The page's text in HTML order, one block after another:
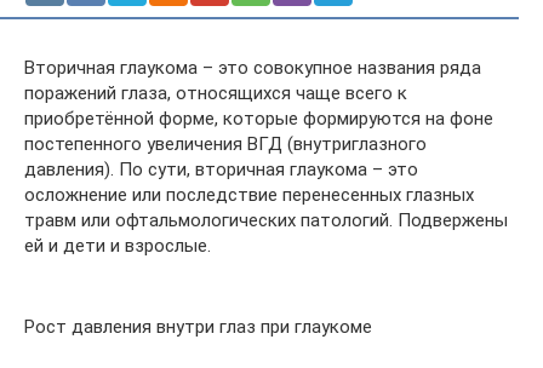
Вторичная глаукома – это совокупное названия ряда
поражений глаза, относящихся чаще всего к
приобретённой форме, которые формируются на фоне
постепенного увеличения ВГД (внутриглазного
давления). По сути, вторичная глаукома – это
осложнение или последствие перенесенных глазных
травм или офтальмологических патологий. Подвержены
ей и дети и взрослые.
Рост давления внутри глаз при глаукоме